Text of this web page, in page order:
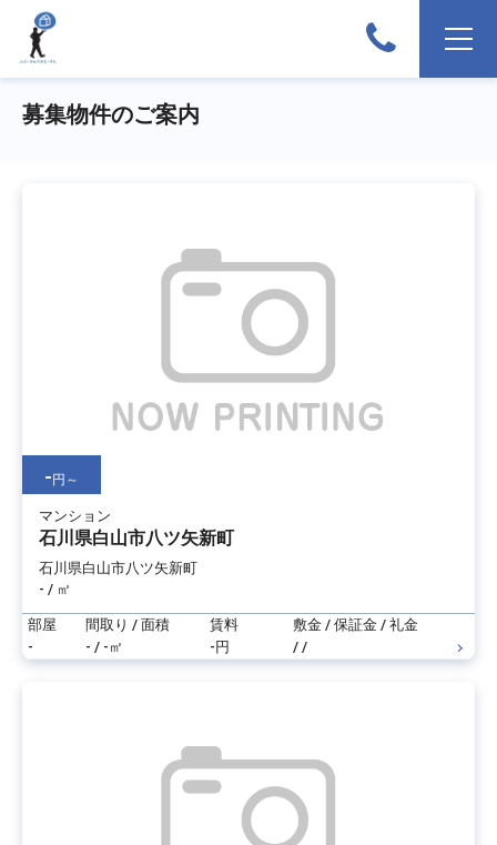
募集物件のご案内
-円～
マンション
石川県白山市八ツ矢新町
石川県白山市八ツ矢新町
- / ㎡
部屋 間取り / 面積 賃料
敷金 / 保証金 / 礼金
-
- / -㎡ -円 / /